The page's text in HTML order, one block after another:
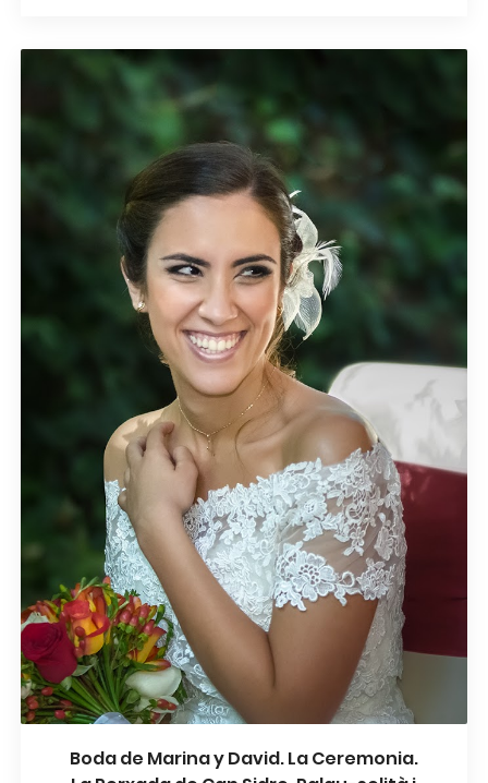
Boda de Marina y David. La Ceremonia.